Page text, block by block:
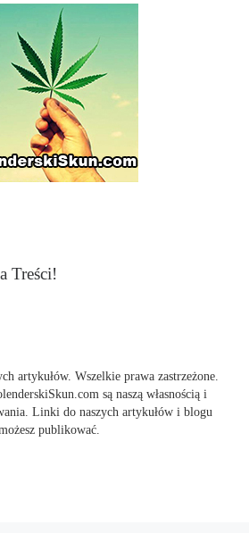
Treści!
artykułów. Wszelkie prawa zastrzeżone.
są naszą własnością i
Linki do naszych artykułów i blogu
publikować.